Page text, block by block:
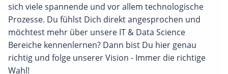
sich viele spannende und vor allem technologische
Prozesse. Du fühlst Dich direkt angesprochen und
möchtest mehr über unsere IT & Data Science
Bereiche kennenlernen? Dann bist Du hier genau
richtig und folge unserer Vision - Immer die richtige
Wahl!